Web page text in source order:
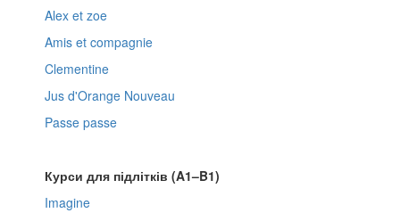
Alex et zoe
Amis et compagnie
Clementine
Jus d'Orange Nouveau
Passe passe
Курси для підлітків (A1–B1)
Imagine